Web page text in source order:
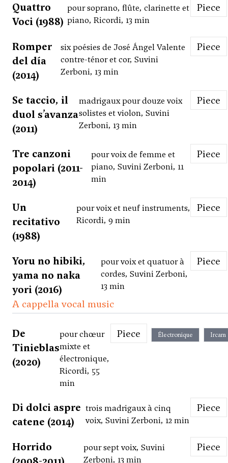
Quattro
Voci (1988)
pour soprano, flûte, clarinette et
piano, Ricordi, 13 min
Piece
Romper
del día
(2014)
six poésies de José Ángel Valente
contre-ténor et cor, Suvini
Zerboni, 13 min
Piece
Se taccio, il
duol s’avanza
(2011)
madrigaux pour douze voix
solistes et violon, Suvini
Zerboni, 13 min
Piece
Tre canzoni
popolari (2011-
2014)
pour voix de femme et
piano, Suvini Zerboni, 11
min
Piece
Un
recitativo
(1988)
pour voix et neuf instruments,
Ricordi, 9 min
Piece
Yoru no hibiki,
yama no naka
yori (2016)
pour voix et quatuor à
cordes, Suvini Zerboni,
13 min
Piece
A cappella vocal music
De
Tinieblas
(2020)
pour chœur
mixte et
électronique,
Ricordi, 55
min
Piece Électronique Ircam
Di dolci aspre
catene (2014)
trois madrigaux à cinq
voix, Suvini Zerboni, 12 min
Piece
Horrido
pour sept voix, Suvini
Zerboni, 13 min
Piece